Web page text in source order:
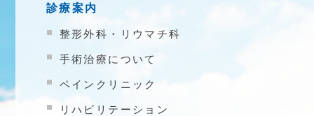
診療案内
整形外科・リウマチ科
手術治療について
ペインクリニック
リハビリテーション